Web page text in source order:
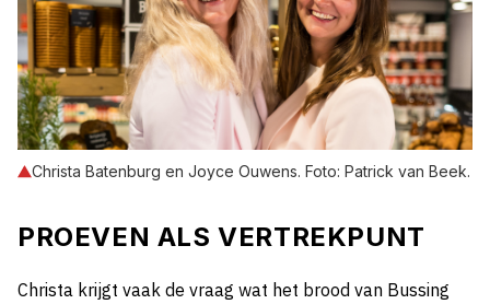
Christa Batenburg en Joyce Ouwens. Foto: Patrick van Beek.
PROEVEN ALS VERTREKPUNT
Christa krijgt vaak de vraag wat het brood van Bussing